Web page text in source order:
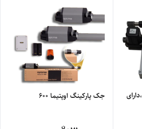
جک پارکینگی آلدو KB-400 ،دارای
جک پارکینگ اوپتیما 600